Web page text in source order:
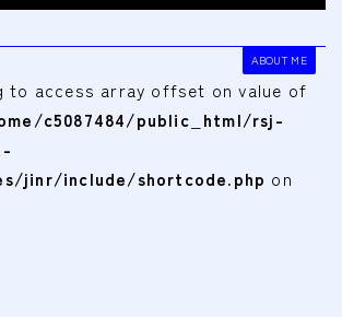
ABOUT ME
to access array offset on value of
c5087484/public_html/rsj-
jinr/include/shortcode.php on